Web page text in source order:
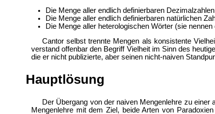
Die Menge aller endlich definierbaren
Die Menge aller endlich definierbaren natürlichen
Die Menge aller heterologischen Wörter (sie
Cantor selbst trennte Mengen als konsistente
verstand offenbar den Begriff Vielheit im Sinn des
die er nicht publizierte, aber seinen nicht-naiven
Hauptlösung
Der Übergang von der naiven Mengenlehre zu
Mengenlehre mit dem Ziel, beide Arten von